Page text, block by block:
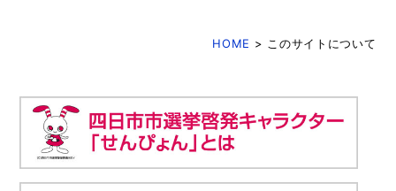
HOME > このサイトについて